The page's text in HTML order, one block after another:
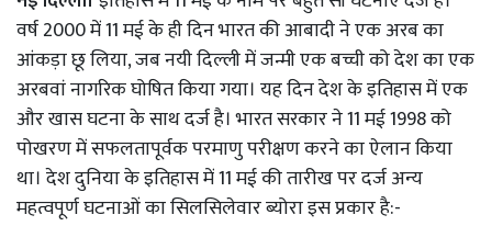
वर्ष 2000 में 11 मई के ही दिन भारत की आबादी ने एक अरब का
आंकड़ा छू लिया, जब नयी दिल्ली में जन्मी एक बच्ची को देश का एक
अरबवां नागरिक घोषित किया गया। यह दिन देश के इतिहास में एक
और खास घटना के साथ दर्ज है। भारत सरकार ने 11 मई 1998 को
पोखरण में सफलतापूर्वक परमाणु परीक्षण करने का ऐलान किया
था। देश दुनिया के इतिहास में 11 मई की तारीख पर दर्ज अन्य
महत्वपूर्ण घटनाओं का सिलसिलेवार ब्योरा इस प्रकार है:-